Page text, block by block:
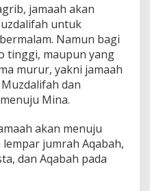
jamaah akan
untuk
Namun bagi
tinggi, maupun yang
murur, yakni jamaah
dan
Mina.
akan menuju
jumrah Aqabah,
dan Aqabah pada